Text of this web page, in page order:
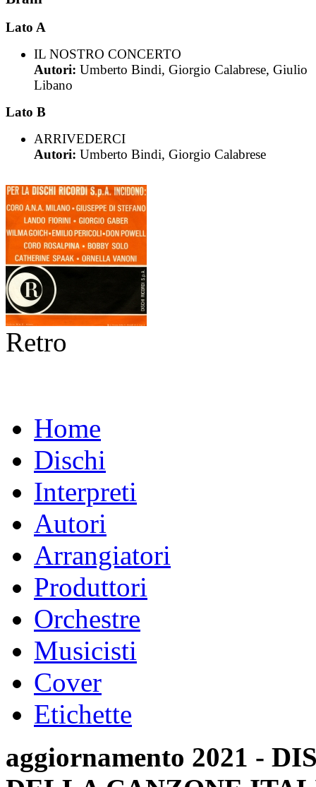
Lato A
IL NOSTRO CONCERTO
Autori: Umberto Bindi, Giorgio Calabrese, Giulio
Libano
Lato B
ARRIVEDERCI
Autori: Umberto Bindi, Giorgio Calabrese
Retro
Home
Dischi
Interpreti
Autori
Arrangiatori
Produttori
Orchestre
Musicisti
Cover
Etichette
aggiornamento 2021 -